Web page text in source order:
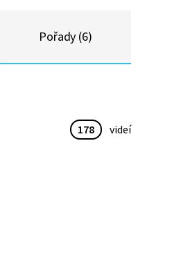
Pořady (6)
178 videí